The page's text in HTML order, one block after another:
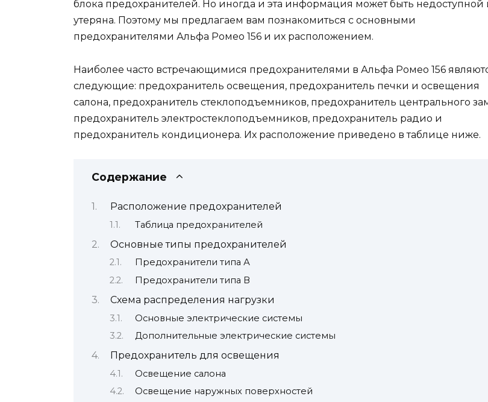
блока предохранителей. Но иногда и эта информация может быть недоступной
утеряна. Поэтому мы предлагаем вам познакомиться с основными
предохранителями Альфа Ромео 156 и их расположением.
Наиболее часто встречающимися предохранителями в Альфа Ромео 156
следующие: предохранитель освещения, предохранитель печки и освещения
салона, предохранитель стеклоподъемников, предохранитель центрального
предохранитель электростеклоподъемников, предохранитель радио и
предохранитель кондиционера. Их расположение приведено в таблице ниже.
Содержание
Расположение предохранителей
Таблица предохранителей
Основные типы предохранителей
Предохранители типа А
Предохранители типа В
Схема распределения нагрузки
Основные электрические системы
Дополнительные электрические системы
Предохранитель для освещения
Освещение салона
Освещение наружных поверхностей